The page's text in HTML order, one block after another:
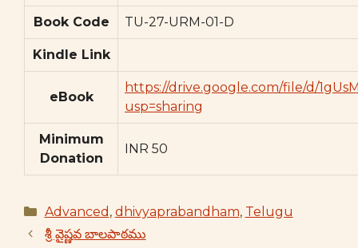
Book Code TU-27-URM-01-D
Kindle Link
eBook
https://drive.google.com/file/d/
usp=sharing
Minimum
Donation
INR 50
Categories
Advanced , dhivyaprabandham, Telugu
శ్రీ వైష్ణవ బాలపాఠము